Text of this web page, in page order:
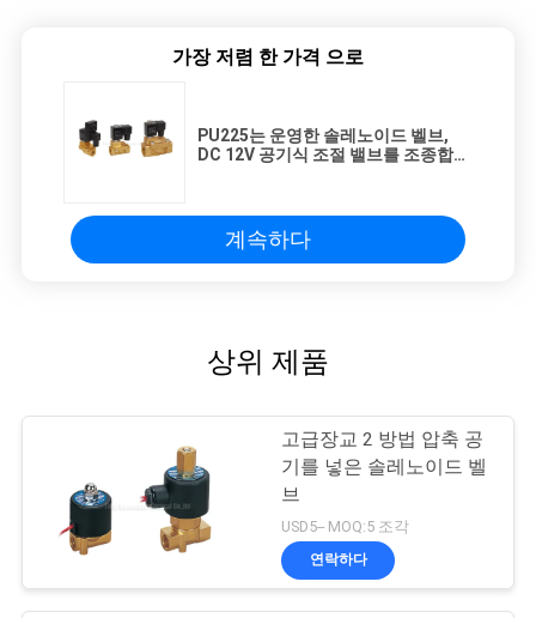
가장 저렴 한 가격 으로
PU225는 운영한 솔레노이드 벨브,
DC 12V 공기식 조절 밸브를 조종합니
계속하다
상위 제품
고급장교 2 방법 압축 공
기를 넣은 솔레노이드 벨
브
USD5-- MOQ:5 조각
연락하다